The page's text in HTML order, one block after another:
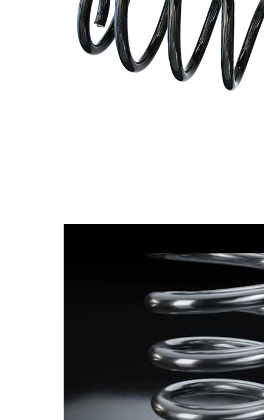
Dış çap
115 mm
İlave
ürün/
İlave
açıklama
kovansız